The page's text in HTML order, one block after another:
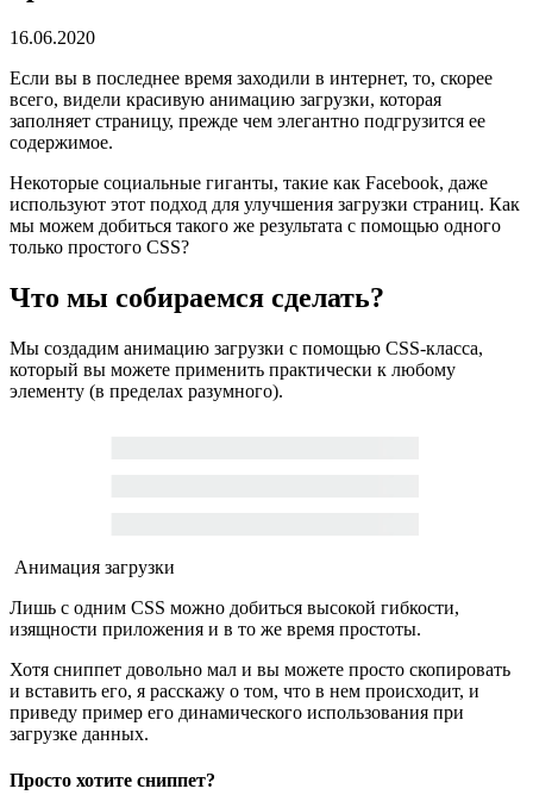
16.06.2020
Если вы в последнее время заходили в интернет, то, скорее
всего, видели красивую анимацию загрузки, которая
заполняет страницу, прежде чем элегантно подгрузится ее
содержимое.
Некоторые социальные гиганты, такие как Facebook, даже
используют этот подход для улучшения загрузки страниц. Как
мы можем добиться такого же результата с помощью одного
только простого CSS?
Что мы собираемся сделать?
Мы создадим анимацию загрузки с помощью CSS-класса,
который вы можете применить практически к любому
элементу (в пределах разумного).
Анимация загрузки
Лишь с одним CSS можно добиться высокой гибкости,
изящности приложения и в то же время простоты.
Хотя сниппет довольно мал и вы можете просто скопировать
и вставить его, я расскажу о том, что в нем происходит, и
приведу пример его динамического использования при
загрузке данных.
Просто хотите сниппет?